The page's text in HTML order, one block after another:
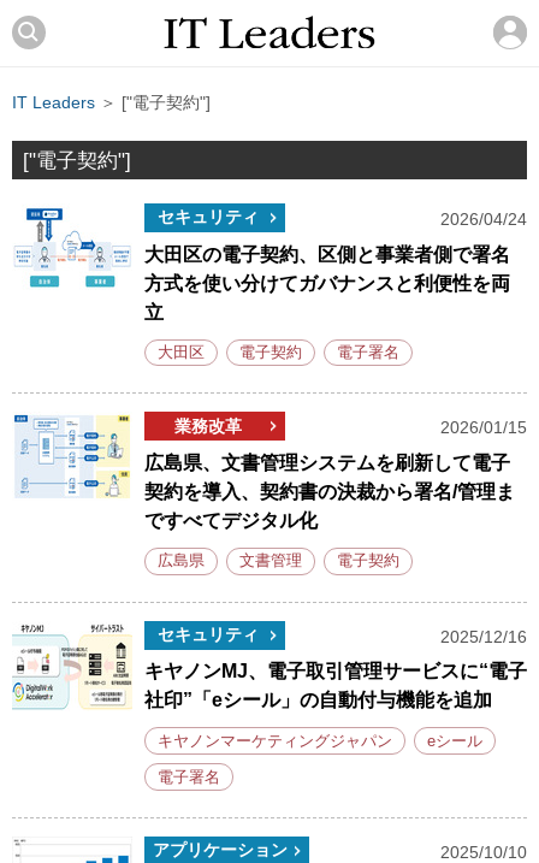
IT Leaders ＞ ["電子契約"]
["電子契約"]
セキュリティ 2026/04/24
大田区の電子契約、区側と事業者側で署名
方式を使い分けてガバナンスと利便性を両
立
大田区 電子契約 電子署名
業務改革 2026/01/15
広島県、文書管理システムを刷新して電子
契約を導入、契約書の決裁から署名/管理ま
ですべてデジタル化
広島県 文書管理 電子契約
セキュリティ 2025/12/16
キヤノンMJ、電子取引管理サービスに“電子
社印”「eシール」の自動付与機能を追加
キヤノンマーケティングジャパン eシール
電子署名
アプリケーション 2025/10/10